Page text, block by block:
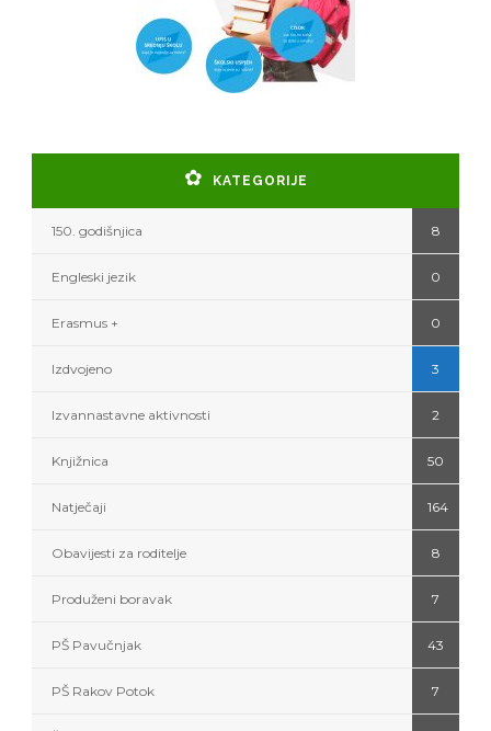
KATEGORIJE
150. godišnjica 8
Engleski jezik 0
Erasmus + 0
Izdvojeno 3
Izvannastavne aktivnosti 2
Knjižnica 50
Natječaji 164
Obavijesti za roditelje 8
Produženi boravak 7
PŠ Pavučnjak 43
PŠ Rakov Potok 7